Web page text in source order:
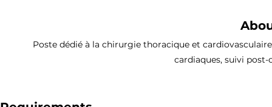
Poste dédié à la chirurgie thoracique et
cardiaques, suivi